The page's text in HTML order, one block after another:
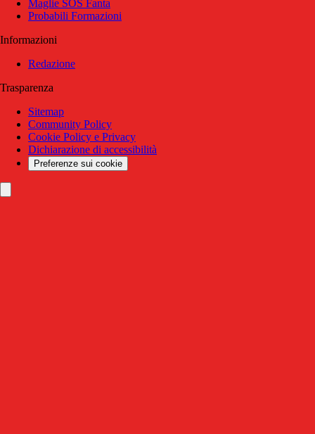
Maglie SOS Fanta
Probabili Formazioni
Informazioni
Redazione
Trasparenza
Sitemap
Community Policy
Cookie Policy e Privacy
Dichiarazione di accessibilità
Preferenze sui cookie